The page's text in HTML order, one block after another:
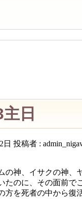
日
日 投稿者 :
の神、イサクの神
たのに、その面前
を死者の中から復